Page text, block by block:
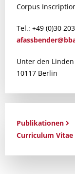
Corpus
Tel.: +49 (0)30
afassbender@bb
Unter den
10117 Berlin
Publikationen
Curriculum Vitae